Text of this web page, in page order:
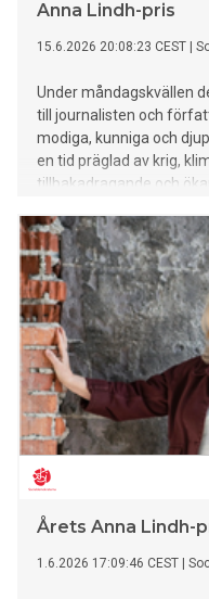
Anna Lindh-pris
15.6.2026 20:08:23 CEST
Under måndagskvällen
till journalisten och
modiga, kunniga och
en tid präglad av krig,
tillbakadragande och
frågor begripliga. Hon är
kombinerar det med en
samtalet säger Ann
Minnesfond.
Årets Anna Lindh-
1.6.2026 17:09:46 CEST